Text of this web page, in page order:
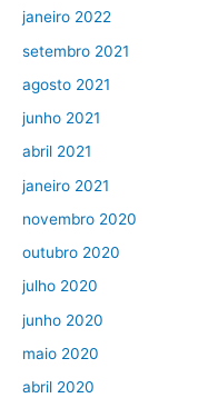
janeiro 2022
setembro 2021
agosto 2021
junho 2021
abril 2021
janeiro 2021
novembro 2020
outubro 2020
julho 2020
junho 2020
maio 2020
abril 2020